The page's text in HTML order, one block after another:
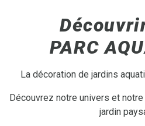
PARC
La décoration de jardins
Découvrez notre univers et
jardin